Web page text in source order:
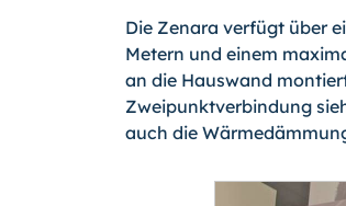
Die Zenara verfügt über
Metern und einem
an die Hauswand
Zweipunktverbindung
auch die